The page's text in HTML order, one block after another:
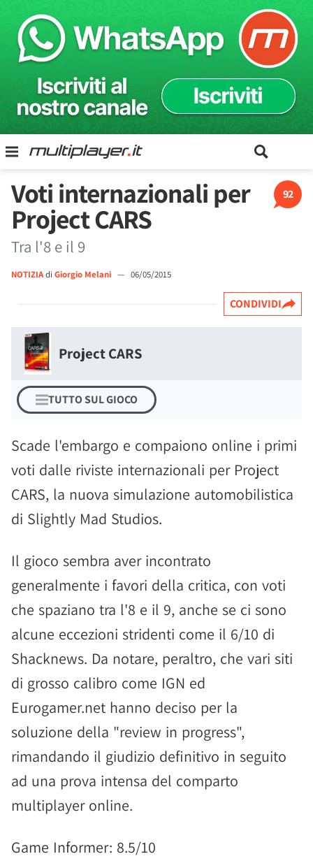
92
Voti internazionali per
Project CARS
Tra l'8 e il 9
NOTIZIAdi Giorgio Melani — 06/05/2015
CONDIVIDI
Project CARS
TUTTO SUL GIOCO
Scade l'embargo e compaiono online i primi
voti dalle riviste internazionali per Project
CARS, la nuova simulazione automobilistica
di Slightly Mad Studios.
Il gioco sembra aver incontrato
generalmente i favori della critica, con voti
che spaziano tra l'8 e il 9, anche se ci sono
alcune eccezioni stridenti come il 6/10 di
Shacknews. Da notare, peraltro, che vari siti
di grosso calibro come IGN ed
Eurogamer.net hanno deciso per la
soluzione della "review in progress",
rimandando il giudizio definitivo in seguito
ad una prova intensa del comparto
multiplayer online.
Game Informer: 8.5/10